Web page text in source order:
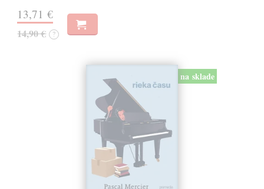
13,71 €
14,90 € ?
na sklade